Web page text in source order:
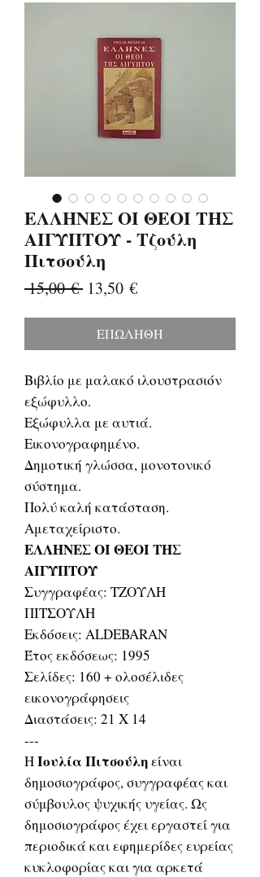
ΕΛΛΗΝΕΣ ΟΙ ΘΕΟΙ ΤΗΣ
ΑΙΓΥΠΤΟΥ - Τζούλη
Πιτσούλη
15,00 € Κανονική
13,50 €Τιμή
ΕΠΩΛΗΘΗ
Βιβλίο με μαλακό ιλουστρασιόν
εξώφυλλο.
Εξώφυλλα με αυτιά.
Εικονογραφημένο.
Δημοτική γλώσσα, μονοτονικό
σύστημα.
Πολύ καλή κατάσταση.
Αμεταχείριστο.
ΕΛΛΗΝΕΣ ΟΙ ΘΕΟΙ ΤΗΣ
ΑΙΓΥΠΤΟΥ
Συγγραφέας: ΤΖΟΥΛΗ
ΠΙΤΣΟΥΛΗ
Εκδόσεις: ALDEBARAN
Έτος εκδόσεως: 1995
Σελίδες: 160 + ολοσέλιδες
εικονογράφησεις
Διαστάσεις: 21 Χ 14
---
ΗΙουλία Πιτσούληείναι
δημοσιογράφος, συγγραφέας και
σύμβουλος ψυχικής υγείας. Ως
δημοσιογράφος έχει εργαστεί για
περιοδικά και εφημερίδες ευρείας
κυκλοφορίας και για αρκετά